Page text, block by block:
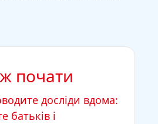
почати
досліди вдома:
батьків і